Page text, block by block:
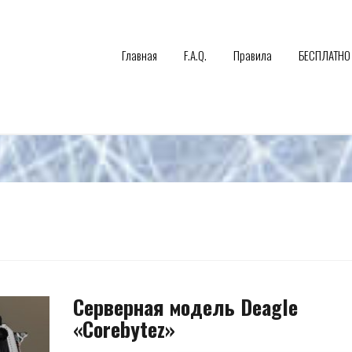
Главная F.A.Q. Правила БЕСПЛАТНО
Серверная модель Deagle
«Corebytez»